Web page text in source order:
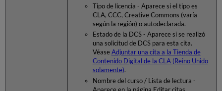
Tipo de licencia - Aparece si el tipo es
CLA, CCC, Creative Commons (varía
según la región) o autodeclarada.
Estado de la DCS - Aparece si se realizó
una solicitud de DCS para esta cita.
VéaseAdjuntar una cita a la Tienda de
Contenido Digital de la CLA (Reino Unido
solamente).
Nombre del curso / Lista de lectura -
Aparece en la página Editar citas